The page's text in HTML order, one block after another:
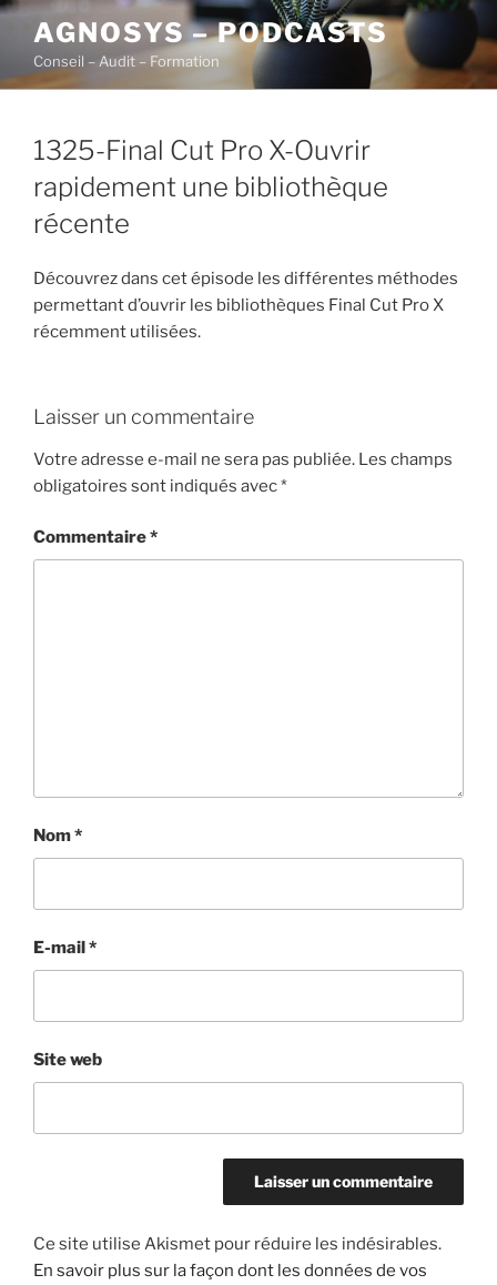
Aller
contenu
principal
AGNOSYS – PODCASTS
Conseil – Audit – Formation
1325-Final Cut Pro X-Ouvrir
rapidement une bibliothèque
récente
Découvrez dans cet épisode les différentes méthodes
permettant d’ouvrir les bibliothèques Final Cut Pro X
récemment utilisées.
Laisser un commentaire
Votre adresse e-mail ne sera pas publiée. Les champs
obligatoires sont indiqués avec*
Commentaire*
Nom*
E-mail*
Site web
Ce site utilise Akismet pour réduire les indésirables.
En savoir plus sur la façon dont les données de vos